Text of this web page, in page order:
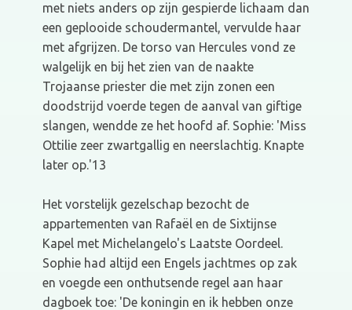
met niets anders op zijn gespierde lichaam dan
een geplooide schoudermantel, vervulde haar
met afgrijzen. De torso van Hercules vond ze
walgelijk en bij het zien van de naakte
Trojaanse priester die met zijn zonen een
dood­strijd voerde tegen de aanval van giftige
slangen, wendde ze het hoofd af. Sophie: 'Miss
Ottilie zeer zwartgallig en neerslachtig. Knapte
later op.'13
Het vorstelijk gezelschap bezocht de
appartementen van Rafaël en de Sixtijnse
Kapel met Michelangelo's Laatste Oordeel.
Sophie had altijd een Engels jachtmes op zak
en voegde een onthutsende regel aan haar
dagboek toe: 'De koningin en ik hebben onze